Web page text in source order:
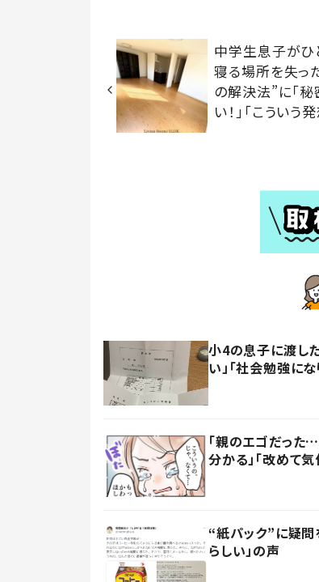
中学生息子がひ
寝る場所を失っ
の解決法”に「
い！」「こういう
小4の息子に渡し
い」「社会勉強に
「親のエゴだった
分かる」「改めて
“紙パック”に疑
らしい」の声